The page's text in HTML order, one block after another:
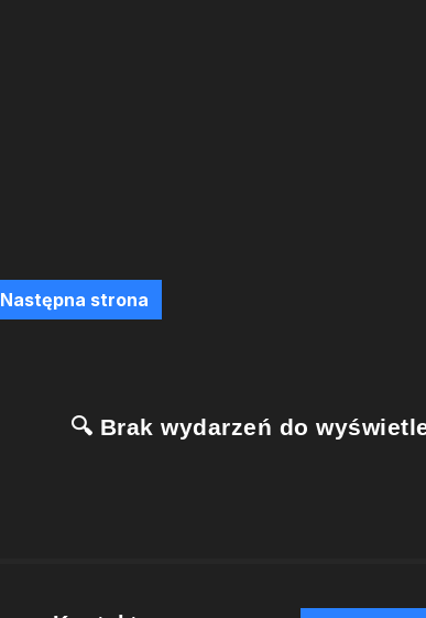
Następna strona
🔍 Brak wydarzeń do